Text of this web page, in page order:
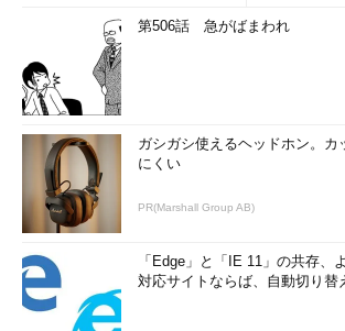
第506話 急がばまわれ
ガシガシ使えるヘッドホン。カ
にくい
PR(Marshall Group AB)
「Edge」と「IE 11」の共存、
対応サイトならば、自動切り替